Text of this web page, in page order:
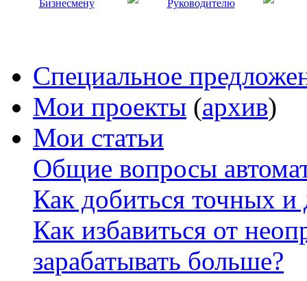
Бизнесмену Руководителю
Специальное
Мои проекты (архив)
Мои статьи
Общие вопросы
Как добиться точных
Как избавиться от
зарабатывать больше?